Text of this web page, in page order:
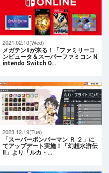
2021.02.10(Wed)
メガテンⅡが来る！「ファミリーコ
ンピュータ＆スーパーファミコン N
intendo Switch O…
2023.12.19(Tue)
「スーパーボンバーマン Ｒ ２」に
てアップデート実施！「幻想水滸伝
Ⅱ」より「ルカ・…